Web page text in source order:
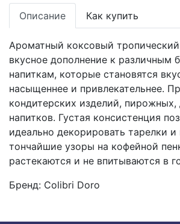
Описание Как купить
Ароматный коксовый
вкусное дополнение к различным
напиткам, которые становятся
насыщеннее и привлекательнее.
кондитерских изделий, пирожных,
напитков. Густая консистенция
идеально декорировать тарелки и
тончайшие узоры на кофейной
растекаются и не впитываются в
Бренд: Colibri Doro